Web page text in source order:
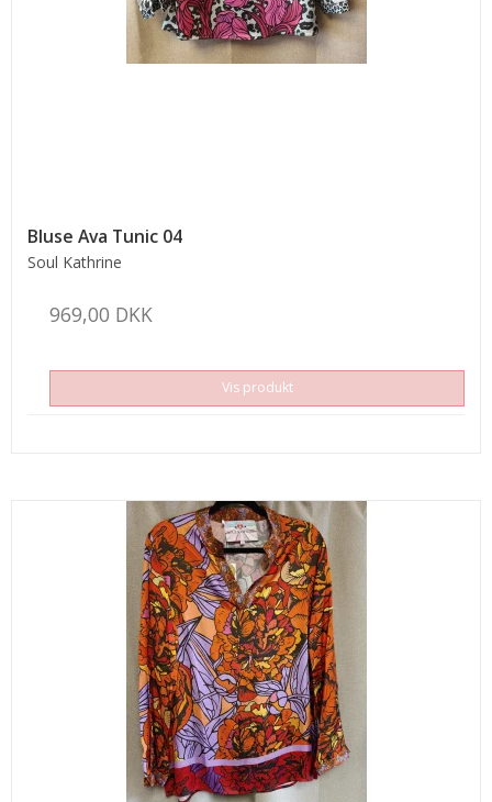
Bluse Ava Tunic 04
Soul Kathrine
969,00 DKK
Vis produkt